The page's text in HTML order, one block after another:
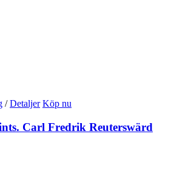
/ Detaljer Köp nu
Carl Fredrik Reuterswärd